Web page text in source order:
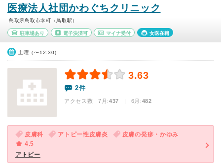
医療法人社団かわぐちクリニック
鳥取県鳥取市幸町（鳥取駅）
駐車場あり 電子決済可 マイナ受付 女医在籍
土曜（〜12:30）
3.63
2件
アクセス数 7月:437 | 6月:482
皮膚科 アトピー性皮膚炎
皮膚の発疹・かゆみ
4.5
アトピー